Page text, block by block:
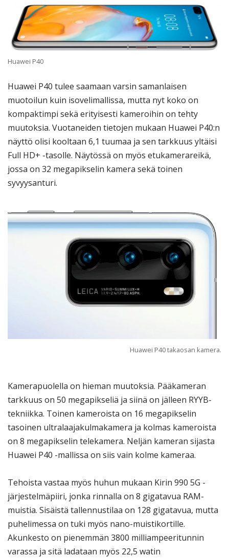
Huawei P40
Huawei P40 tulee saamaan varsin samanlaisen
muotoilun kuin isovelimallissa, mutta nyt koko on
kompaktimpi sekä erityisesti kameroihin on tehty
muutoksia. Vuotaneiden tietojen mukaan Huawei P40:n
näyttö olisi kooltaan 6,1 tuumaa ja sen tarkkuus yltäisi
Full HD+ -tasolle. Näytössä on myös etukamerareikä,
jossa on 32 megapikselin kamera sekä toinen
syvyysanturi.
Huawei P40 takaosan kamera.
Kamerapuolella on hieman muutoksia. Pääkameran
tarkkuus on 50 megapikseliä ja siinä on jälleen RYYB-
tekniikka. Toinen kameroista on 16 megapikselin
tasoinen ultralaajakulmakamera ja kolmas kameroista
on 8 megapikselin telekamera. Neljän kameran sijasta
Huawei P40 -mallissa on siis vain kolme kameraa.
Tehoista vastaa myös huhun mukaan Kirin 990 5G -
järjestelmäpiiri, jonka rinnalla on 8 gigatavua RAM-
muistia. Sisäistä tallennustilaa on 128 gigatavua, mutta
puhelimessa on tuki myös nano-muistikortille.
Akunkesto on pienemmän 3800 milliampeeritunnin
varassa ja sitä ladataan myös 22,5 watin